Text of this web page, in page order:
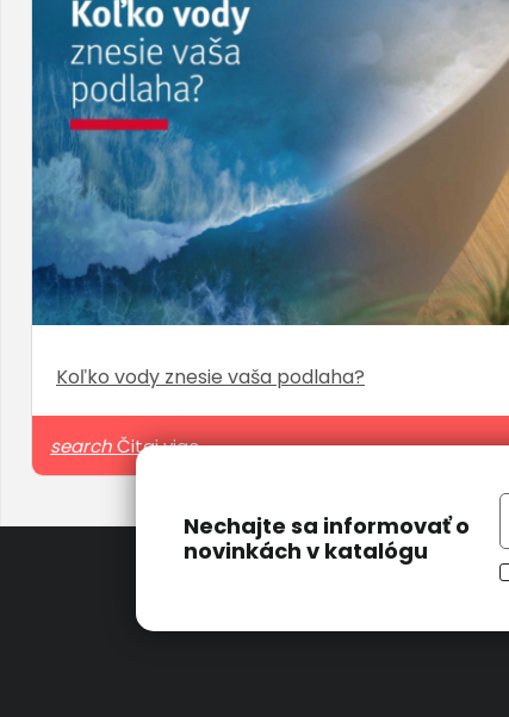
Koľko vody znesie vaša podlaha?
searchČitaj viac
Nechajte sa informovať o
novinkách v katalógu